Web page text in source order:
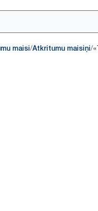
maisi/Atkritumu maisiņi/